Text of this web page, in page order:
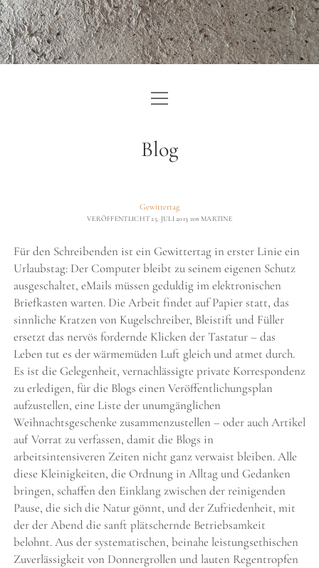
ZURÜCK ZU KUNST:TEXT
ARTIKEL
DATENSCHUTZERKLÄRUNG
Menü
öffnen
Blog
Gewittertag
VERÖFFENTLICHT 25. JULI 2013 von MARTINE
Für den Schreibenden ist ein Gewittertag in erster Linie ein
Urlaubstag: Der Computer bleibt zu seinem eigenen Schutz
ausgeschaltet, eMails müssen geduldig im elektronischen
Briefkasten warten. Die Arbeit findet auf Papier statt, das
sinnliche Kratzen von Kugelschreiber, Bleistift und Füller
ersetzt das nervös fordernde Klicken der Tastatur – das
Leben tut es der wärmemüden Luft gleich und atmet durch.
Es ist die Gelegenheit, vernachlässigte private Korrespondenz
zu erledigen, für die Blogs einen Veröffentlichungsplan
aufzustellen, eine Liste der unumgänglichen
Weihnachtsgeschenke zusammenzustellen – oder auch Artikel
auf Vorrat zu verfassen, damit die Blogs in
arbeitsintensiveren Zeiten nicht ganz verwaist bleiben. Alle
diese Kleinigkeiten, die Ordnung in Alltag und Gedanken
bringen, schaffen den Einklang zwischen der reinigenden
Pause, die sich die Natur gönnt, und der Zufriedenheit, mit
der der Abend die sanft plätschernde Betriebsamkeit
belohnt. Aus der systematischen, beinahe leistungsethischen
Zuverlässigkeit von Donnergrollen und lauten Regentropfen